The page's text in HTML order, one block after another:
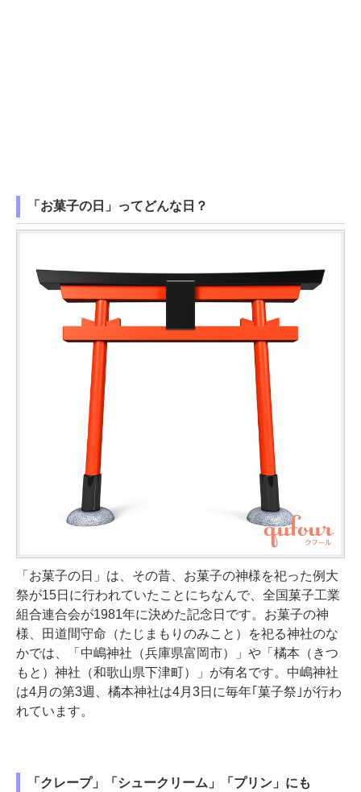
「お菓子の日」ってどんな日？
「お菓子の日」は、その昔、お菓子の神様を祀った例大
祭が15日に行われていたことにちなんで、全国菓子工業
組合連合会が1981年に決めた記念日です。お菓子の神
様、田道間守命（たじまもりのみこと）を祀る神社のな
かでは、「中嶋神社（兵庫県富岡市）」や「橘本（きつ
もと）神社（和歌山県下津町）」が有名です。中嶋神社
は4月の第3週、橘本神社は4月3日に毎年｢菓子祭｣が行わ
れています。
「クレープ」「シュークリーム」「プリン」にも